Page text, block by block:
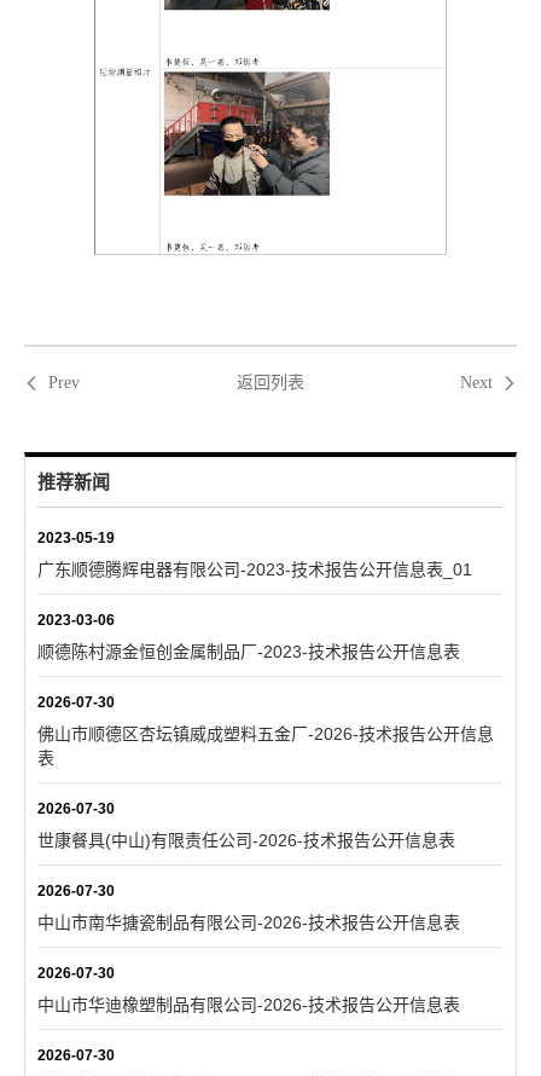
Prev 返回列表 Next
推荐新闻
2023-05-19
广东顺德腾辉电器有限公司-2023-技术报告公开信息表_01
2023-03-06
顺德陈村源金恒创金属制品厂-2023-技术报告公开信息表
2026-07-30
佛山市顺德区杏坛镇威成塑料五金厂-2026-技术报告公开信息
表
2026-07-30
世康餐具(中山)有限责任公司-2026-技术报告公开信息表
2026-07-30
中山市南华搪瓷制品有限公司-2026-技术报告公开信息表
2026-07-30
中山市华迪橡塑制品有限公司-2026-技术报告公开信息表
2026-07-30